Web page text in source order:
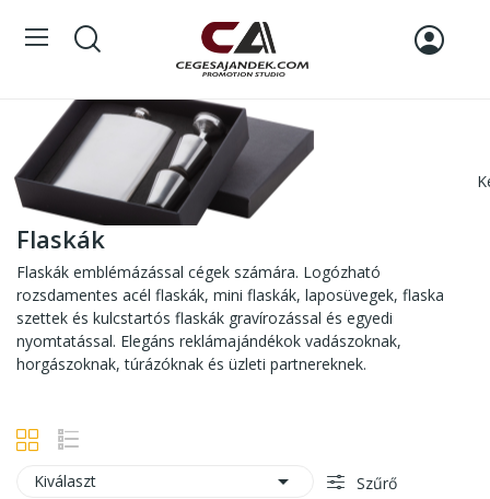
Flaskák
Flaskák emblémázással cégek számára. Logózható
rozsdamentes acél flaskák, mini flaskák, laposüvegek, flaska
szettek és kulcstartós flaskák gravírozással és egyedi
nyomtatással. Elegáns reklámajándékok vadászoknak,
horgászoknak, túrázóknak és üzleti partnereknek.
Kiválaszt  Szűrő